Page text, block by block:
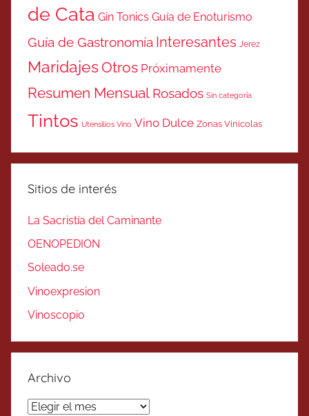
de Cata Gin Tonics Guía de Enoturismo
Guía de Gastronomía Interesantes Jerez
MaridajesOtros Próximamente
Resumen Mensual Rosados Sin categoría
Tintos Utensilios Vino Vino Dulce Zonas Vinicolas
Sitios de interés
La Sacristía del Caminante
OENOPEDION
Soleado.se
Vinoexpresion
Vinoscopio
Archivo
Archivo